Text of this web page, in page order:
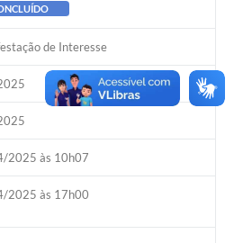
de Interesse
2025 às 10h07
2025 às 17h00